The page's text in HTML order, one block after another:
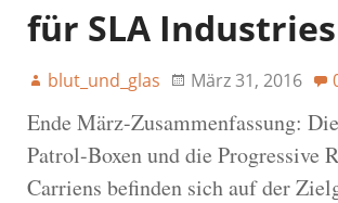
für SLA Industries
blut_und_glas März 31, 2016
Ende März-Zusammenfassung:
Patrol-Boxen und die Progressive
Carriens befinden sich auf der